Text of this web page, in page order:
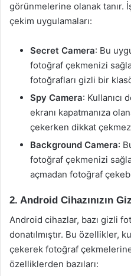
görünmelerine olanak tanır.
çekim uygulamaları:
Secret Camera: Bu
fotoğraf çekmenizi
fotoğrafları gizli bir
Spy Camera: Kullanıcı
ekranı kapatmanıza
çekerken dikkat
Background Camera:
fotoğraf çekmenizi
açmadan fotoğraf
2. Android Cihazınızın
Android cihazlar, bazı gizli
donatılmıştır. Bu özellikler,
çekerek fotoğraf
özelliklerden bazıları: